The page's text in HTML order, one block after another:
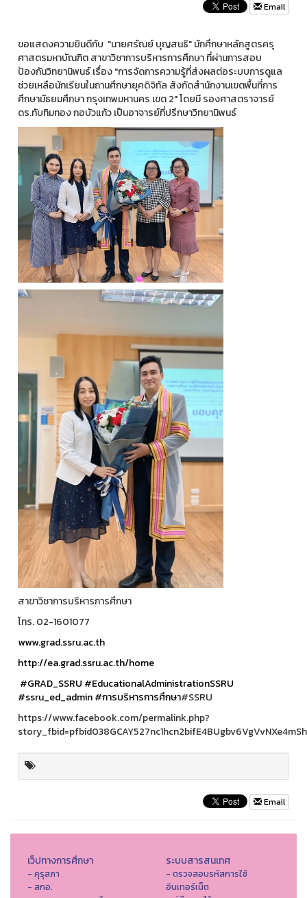
Email
ขอแสดงความยินดีกับ "นายศรัณย์ บุญสนธิ" นักศึกษาหลักสูตรครุ
ศาสตรมหาบัณฑิต สาขาวิชาการบริหารการศึกษา ที่ผ่านการสอบ
ป้องกันวิทยานิพนธ์ เรื่อง "การจัดการความรู้ที่ส่งผลต่อระบบการดูแล
ช่วยเหลือนักเรียนในถานศึกษายุคดิจิทัล สังกัดสำนักงานเขตพื้นที่การ
ศึกษามัธยมศึกษา กรุงเทพมหานคร เขต 2" โดยมี รองศาสตราจารย์
ดร.ทับทิมทอง กอบัวแก้ว เป็นอาจารย์ที่ปรึกษาวิทยานิพนธ์
สาขาวิชาการบริหารการศึกษา
โทร. 02-1601077
www.grad.ssru.ac.th
http://ea.grad.ssru.ac.th/home
#GRAD_SSRU #EducationalAdministrationSSRU
#ssru_ed_admin#การบริหารการศึกษา#SSRU
https://www.facebook.com/permalink.php?
Email
เว็ปทางการศึกษา
- คุรุสภา
- สกอ.
ระบบสารสนเทศ
- ตรวจสอบรหัสการใช้
อินเทอร์เน็ต